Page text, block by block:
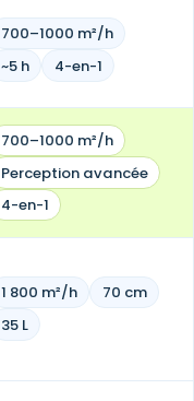
700–1000 m²/h
~5 h
4-en-1
700–1000 m²/h
Perception avancée
4-en-1
1 800 m²/h
70 cm
35 L